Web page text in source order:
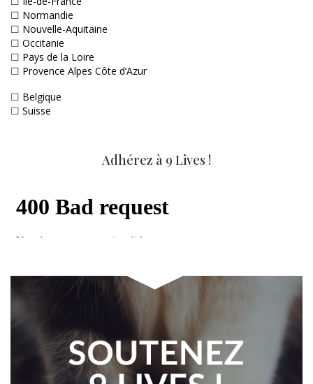
☐ Normandie
☐ Nouvelle-Aquitaine
☐ Occitanie
☐ Pays de la Loire
☐ Provence Alpes Côte d’Azur
☐ Belgique
☐ Suisse
Adhérez à 9 Lives !